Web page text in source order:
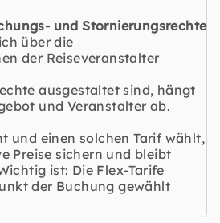
und Stornierungsrechte
über die
der Reiseveranstalter
ausgestaltet sind, hängt
und Veranstalter ab.
und einen solchen Tarif wählt,
Preise sichern und bleibt
ist: Die Flex-Tarife
der Buchung gewählt